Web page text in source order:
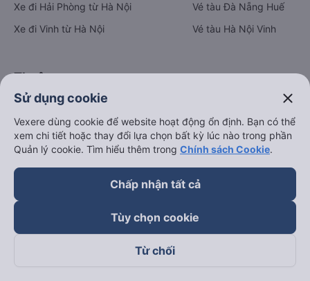
Xe đi Hải Phòng từ Hà Nội
Xe đi Vinh từ Hà Nội
Vé tàu Đà Nẵng Huế
Vé tàu Hà Nội Vinh
Thuê xe
Hà Nội đi Ninh Bình
Hà Nội đi Hạ Long
Hà Nội đi Sa Pa
Hà Nội đi Tam Đảo
Hải Phòng đi Hà Nội
Xem tất cả tuyến đường
Sử dụng cookie close
Vexere dùng cookie để website hoạt động ổn định. Bạn có thể
xem chi tiết hoặc thay đổi lựa chọn bất kỳ lúc nào trong phần
Quản lý cookie. Tìm hiểu thêm trong Chính sách Cookie.
Chấp nhận tất cả
Tùy chọn cookie
Từ chối